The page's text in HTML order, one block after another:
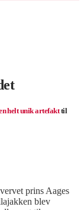
helt unik artefakttil
prins Aages
blev